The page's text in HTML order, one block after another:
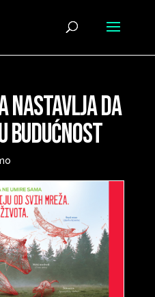
nastavlja da
budućnost